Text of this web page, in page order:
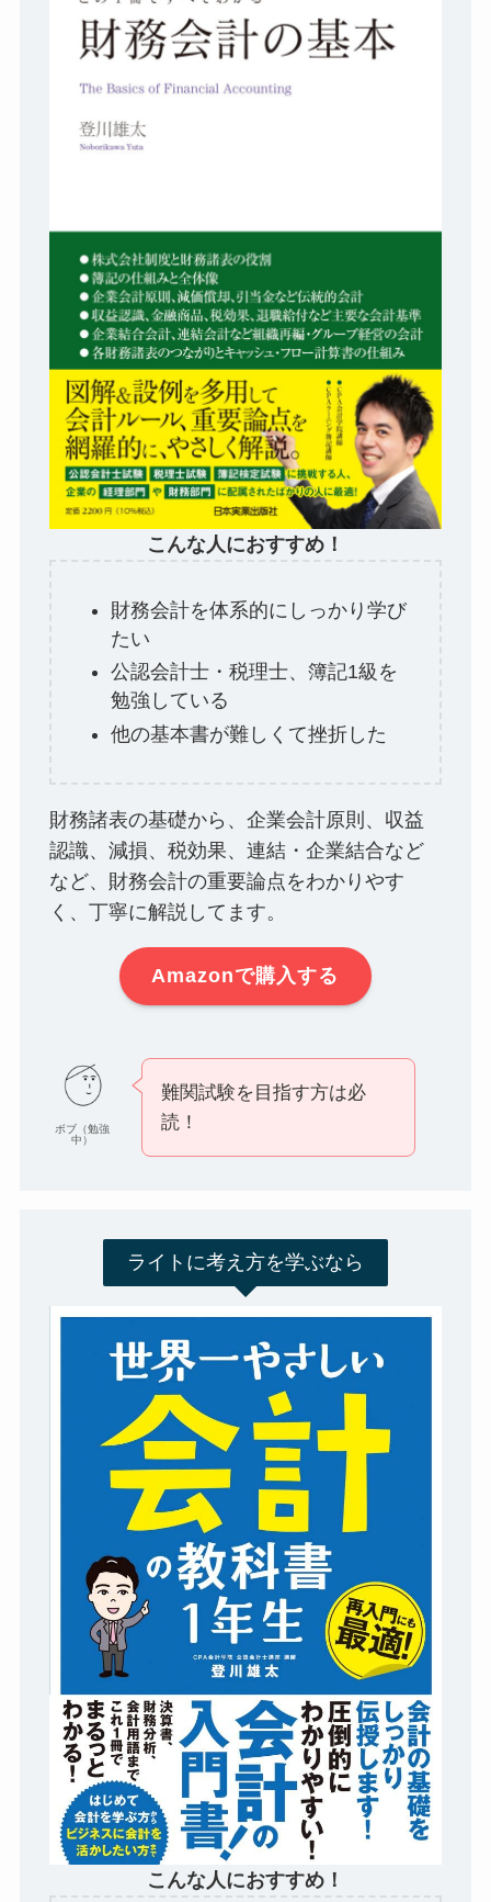
こんな人におすすめ！
財務会計を体系的にしっかり学び
たい
公認会計士・税理士、簿記1級を
勉強している
他の基本書が難しくて挫折した
財務諸表の基礎から、企業会計原則、収益
認識、減損、税効果、連結・企業結合など
など、財務会計の重要論点をわかりやす
く、丁寧に解説してます。
Amazonで購入する
ボブ（勉強
中）
難関試験を目指す方は必
読！
ライトに考え方を学ぶなら
こんな人におすすめ！